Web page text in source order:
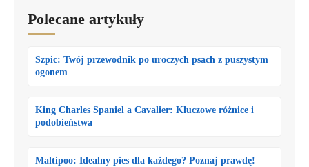
Polecane artykuły
Szpic: Twój przewodnik po uroczych psach z puszystym
ogonem
King Charles Spaniel a Cavalier: Kluczowe różnice i
podobieństwa
Maltipoo: Idealny pies dla każdego? Poznaj prawdę!